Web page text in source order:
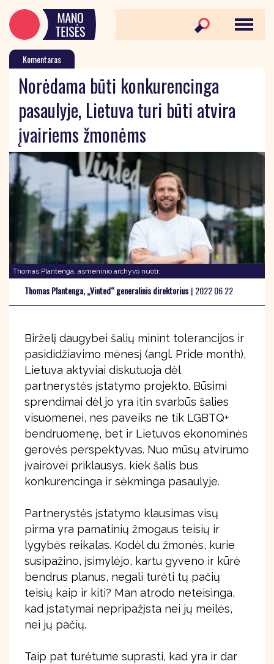
Komentaras
Norėdama būti konkurencinga
pasaulyje, Lietuva turi būti atvira
įvairiems žmonėms
Thomas Plantenga, asmeninio archyvo nuotr.
Thomas Plantenga, „Vinted“ generalinis direktorius | 2022 06 22
Birželį daugybei šalių minint tolerancijos ir
pasididžiavimo mėnesį (angl. Pride month),
Lietuva aktyviai diskutuoja dėl
partnerystės įstatymo projekto. Būsimi
sprendimai dėl jo yra itin svarbūs šalies
visuomenei, nes paveiks ne tik LGBTQ+
bendruomenę, bet ir Lietuvos ekonominės
gerovės perspektyvas. Nuo mūsų atvirumo
įvairovei priklausys, kiek šalis bus
konkurencinga ir sėkminga pasaulyje.
Partnerystės įstatymo klausimas visų
pirma yra pamatinių žmogaus teisių ir
lygybės reikalas. Kodėl du žmonės, kurie
susipažino, įsimylėjo, kartu gyveno ir kūrė
bendrus planus, negali turėti tų pačių
teisių kaip ir kiti? Man atrodo neteisinga,
kad įstatymai nepripažįsta nei jų meilės,
nei jų pačių.
Taip pat turėtume suprasti, kad yra ir dar